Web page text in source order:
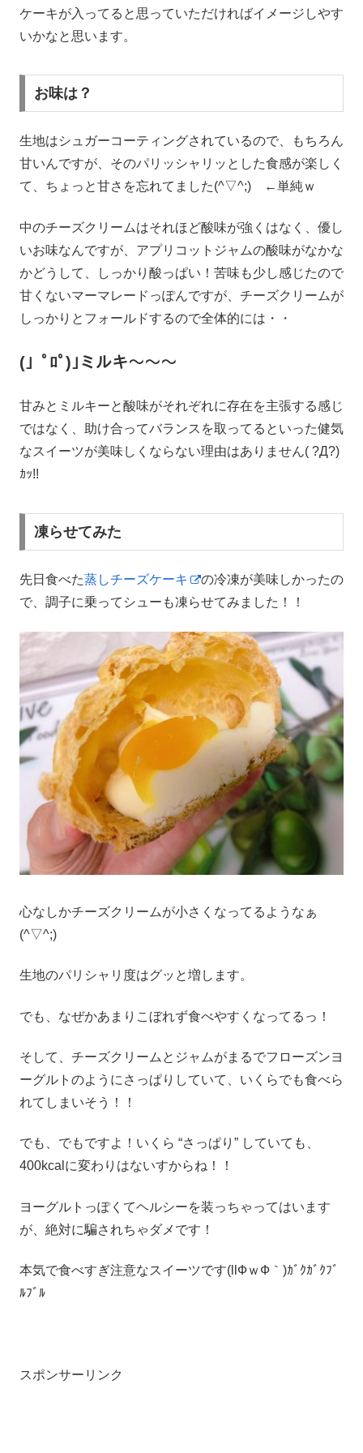
ケーキが入ってると思っていただければイメージしやす
いかなと思います。
お味は？
生地はシュガーコーティングされているので、もちろん
甘いんですが、そのパリッシャリッとした食感が楽しく
て、ちょっと甘さを忘れてました(^▽^;) ←単純ｗ
中のチーズクリームはそれほど酸味が強くはなく、優し
いお味なんですが、アプリコットジャムの酸味がなかな
かどうして、しっかり酸っぱい！苦味も少し感じたので
甘くないマーマレードっぽんですが、チーズクリームが
しっかりとフォールドするので全体的には・・
(」ﾟﾛﾟ)｣ミルキ〜〜〜
甘みとミルキーと酸味がそれぞれに存在を主張する感じ
ではなく、助け合ってバランスを取ってるといった健気
なスイーツが美味しくならない理由はありません( ?Д?)
ｶｯ!!
凍らせてみた
先日食べた蒸しチーズケーキ
の冷凍が美味しかったの
で、調子に乗ってシューも凍らせてみました！！
心なしかチーズクリームが小さくなってるようなぁ
(^▽^;)
生地のパリシャリ度はグッと増します。
でも、なぜかあまりこぼれず食べやすくなってるっ！
そして、チーズクリームとジャムがまるでフローズンヨ
ーグルトのようにさっぱりしていて、いくらでも食べら
れてしまいそう！！
でも、でもですよ！いくら “さっぱり” していても、
400kcalに変わりはないすからね！！
ヨーグルトっぽくてヘルシーを装っちゃってはいます
が、絶対に騙されちゃダメです！
本気で食べすぎ注意なスイーツです(llФｗФ｀)ｶﾞｸｶﾞｸﾌﾞ
ﾙﾌﾞﾙ
スポンサーリンク